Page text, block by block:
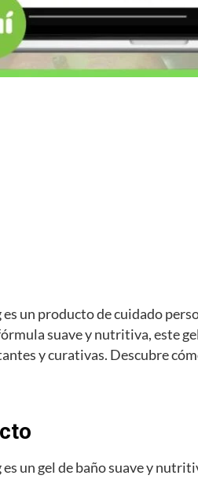
un producto de cuidado
suave y nutritiva, este
y curativas. Descubre
un gel de baño suave y